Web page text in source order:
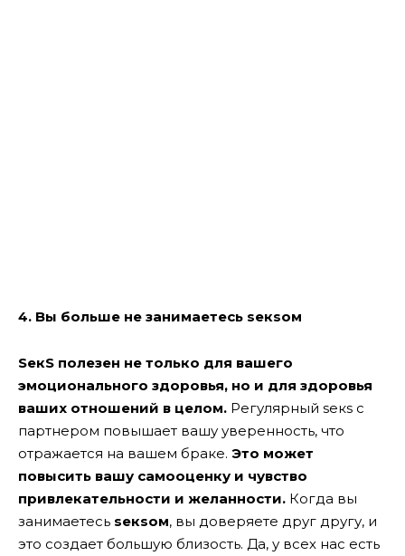
4. Вы больше не занимаетесь seкsом
SекS полезен не только для вашего
эмоционального здоровья, но и для здоровья
ваших отношений в целом. Регулярный sекs с
партнером повышает вашу уверенность, что
отражается на вашем браке. Это может
повысить вашу самооценку и чувство
привлекательности и желанности. Когда вы
занимаетесь seкsом, вы доверяете друг другу, и
это создает большую близость. Да, у всех нас есть